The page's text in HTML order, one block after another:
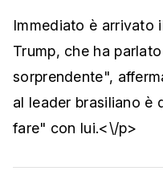
Immediato è arrivato
Trump, che ha
sorprendente",
al leader brasiliano è
fare" con lui.<\/p>